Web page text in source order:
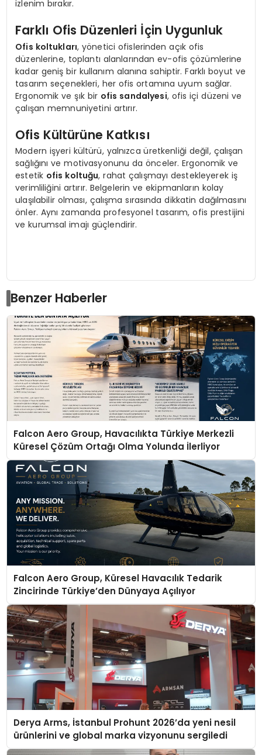
izlenim bırakır.
Farklı Ofis Düzenleri İçin Uygunluk
Ofis koltukları, yönetici ofislerinden açık ofis
düzenlerine, toplantı alanlarından ev-ofis çözümlerine
kadar geniş bir kullanım alanına sahiptir. Farklı boyut ve
tasarım seçenekleri, her ofis ortamına uyum sağlar.
Ergonomik ve şık bir ofis sandalyesi, ofis içi düzeni ve
çalışan memnuniyetini artırır.
Ofis Kültürüne Katkısı
Modern işyeri kültürü, yalnızca üretkenliği değil, çalışan
sağlığını ve motivasyonunu da önceler. Ergonomik ve
estetik ofis koltuğu, rahat çalışmayı destekleyerek iş
verimliliğini artırır. Belgelerin ve ekipmanların kolay
ulaşılabilir olması, çalışma sırasında dikkatin dağılmasını
önler. Aynı zamanda profesyonel tasarım, ofis prestijini
ve kurumsal imajı güçlendirir.
Benzer Haberler
Falcon Aero Group, Havacılıkta Türkiye Merkezli
Küresel Çözüm Ortağı Olma Yolunda İlerliyor
Falcon Aero Group, Küresel Havacılık Tedarik
Zincirinde Türkiye’den Dünyaya Açılıyor
Derya Arms, İstanbul Prohunt 2026’da yeni nesil
ürünlerini ve global marka vizyonunu sergiledi